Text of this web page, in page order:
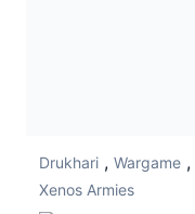
Drukhari , Wargame ,
Xenos Armies